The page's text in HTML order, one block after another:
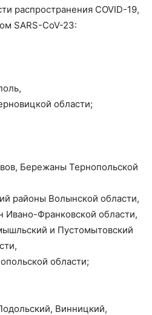
распространения COVID-19,
SARS-CoV-2З:
области;
Бережаны Тернопольской
районы Волынской области,
Франковской области,
и Пустомытовский
области;
Винницкий,